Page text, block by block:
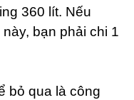
360 lít. Nếu
bạn phải chi 1
bỏ qua là công